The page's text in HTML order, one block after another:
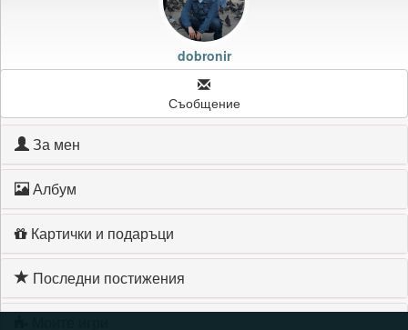
Картичките на dobronir
dobronir
Съобщение
За мен
Албум
Картички и подаръци
Последни постижения